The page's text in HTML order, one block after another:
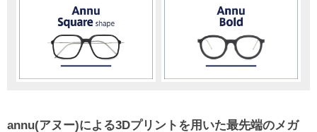
annu(アヌー)による3Dプリントを用いた最先端のメガ